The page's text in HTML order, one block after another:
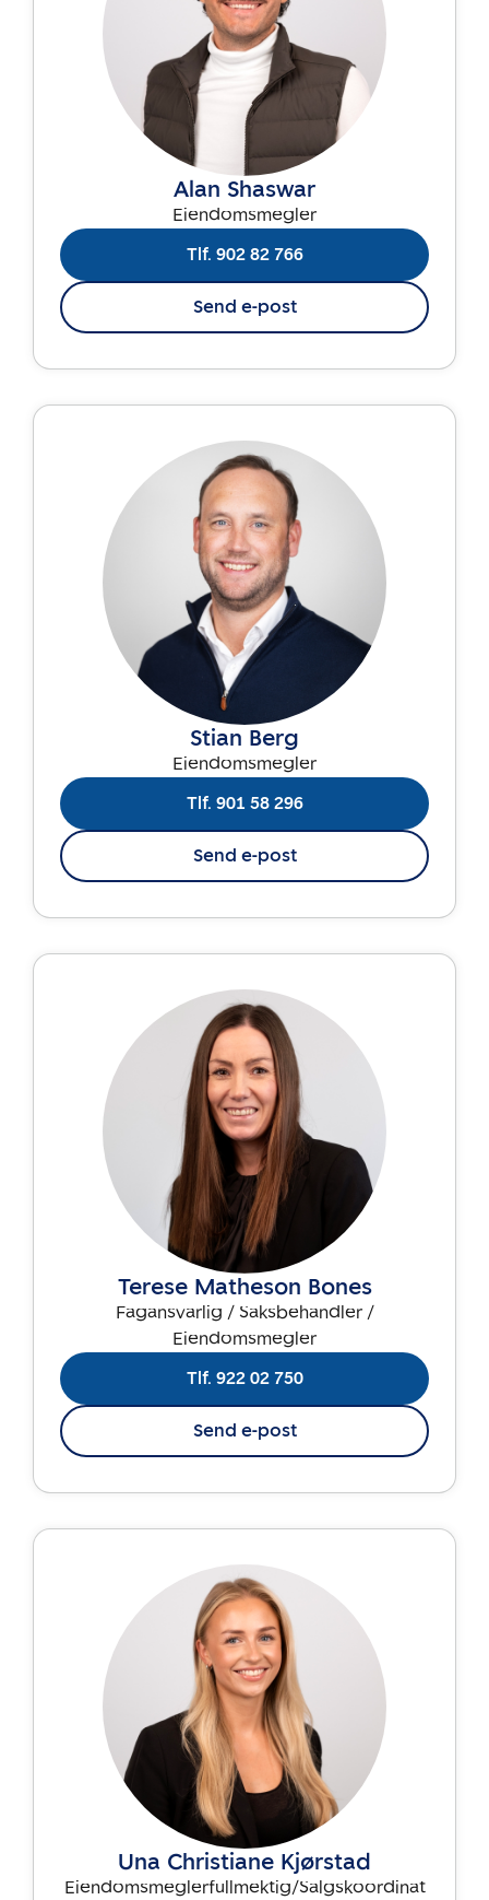
Alan Shaswar
Eiendomsmegler
Tlf. 902 82 766
Send e-post
Stian Berg
Eiendomsmegler
Tlf. 901 58 296
Send e-post
Terese Matheson Bones
Fagansvarlig / Saksbehandler /
Eiendomsmegler
Tlf. 922 02 750
Send e-post
Una Christiane Kjørstad
Eiendomsmeglerfullmektig/Salgskoordinat